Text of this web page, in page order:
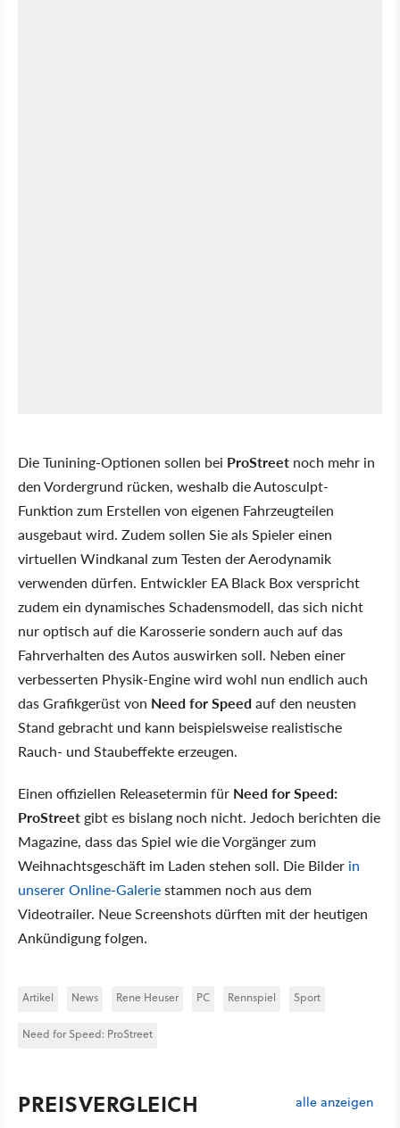
Die Tunining-Optionen sollen bei ProStreet noch mehr in
den Vordergrund rücken, weshalb die Autosculpt-
Funktion zum Erstellen von eigenen Fahrzeugteilen
ausgebaut wird. Zudem sollen Sie als Spieler einen
virtuellen Windkanal zum Testen der Aerodynamik
verwenden dürfen. Entwickler EA Black Box verspricht
zudem ein dynamisches Schadensmodell, das sich nicht
nur optisch auf die Karosserie sondern auch auf das
Fahrverhalten des Autos auswirken soll. Neben einer
verbesserten Physik-Engine wird wohl nun endlich auch
das Grafikgerüst von Need for Speedauf den neusten
Stand gebracht und kann beispielsweise realistische
Rauch- und Staubeffekte erzeugen.
Einen offiziellen Releasetermin für Need for Speed:
ProStreet gibt es bislang noch nicht. Jedoch berichten die
Magazine, dass das Spiel wie die Vorgänger zum
Weihnachtsgeschäft im Laden stehen soll. Die Bilder in
unserer Online-Galeriestammen noch aus dem
Videotrailer. Neue Screenshots dürften mit der heutigen
Ankündigung folgen.
Artikel News Rene Heuser PC Rennspiel Sport
Need for Speed: ProStreet
PREISVERGLEICH alle anzeigen